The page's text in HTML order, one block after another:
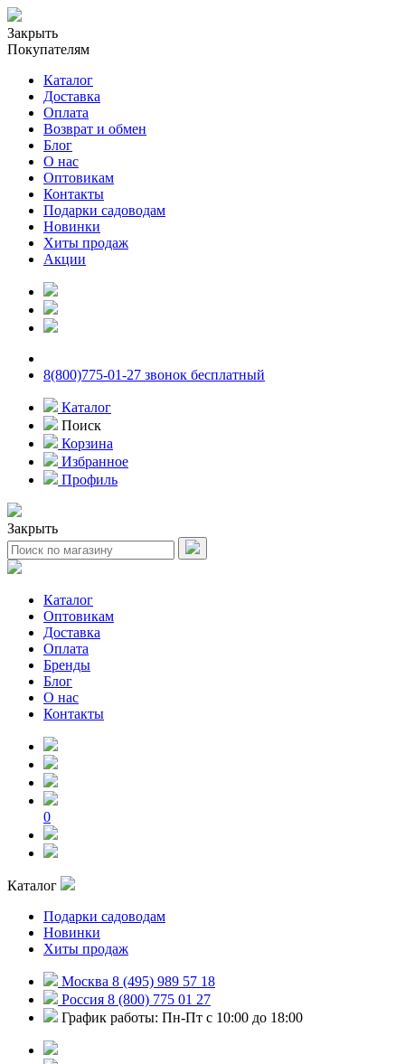
Закрыть
Покупателям
Каталог
Доставка
Оплата
Возврат и обмен
Блог
О нас
Оптовикам
Контакты
Подарки садоводам
Новинки
Хиты продаж
Акции
8(800)775-01-27 звонок бесплатный
Каталог
Поиск
Корзина
Избранное
Профиль
Закрыть
Каталог
Оптовикам
Доставка
Оплата
Бренды
Блог
О нас
Контакты
0
Каталог
Подарки садоводам
Новинки
Хиты продаж
Москва 8 (495) 989 57 18
Россия 8 (800) 775 01 27
График работы: Пн-Пт с 10:00 до 18:00